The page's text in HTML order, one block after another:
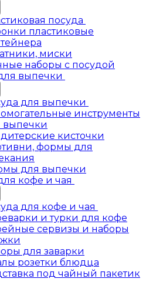
посуда
пластиковые
миски
наборы с посудой
выпечки
для выпечки
инструменты
выпечки
кисточки
формы для
для выпечки
кофе и чая
для кофе и чая
и турки для кофе
сервизы и наборы
для заварки
розетки блюдца
под чайный пакетик